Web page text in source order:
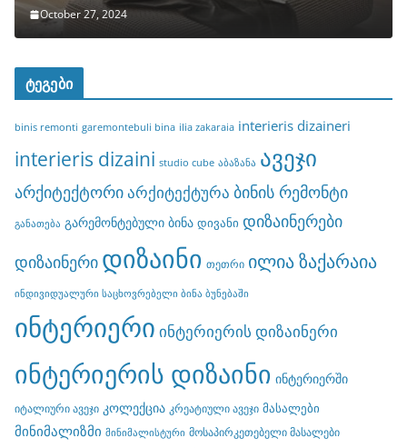
October 27, 2024
ტეგები
binis remonti garemontebuli bina ilia zakaraia interieris dizaineri
interieris dizaini studio cube აბაზანა ავეჯი
არქიტექტორიარქიტექტურა ბინის რემონტი
განათება გარემონტებული ბინა დივანი დიზაინერები
დიზაინერი დიზაინი თეთრი ილია ზაქარაია
ინდივიდუალური საცხოვრებელი ბინა ბუნებაში
ინტერიერი ინტერიერის დიზაინერი
ინტერიერის დიზაინი ინტერიერში
იტალიური ავეჯი კოლექცია კრეატიული ავეჯი მასალები
მინიმალიზმი მინიმალისტური მოსაპირკეთებელი მასალები